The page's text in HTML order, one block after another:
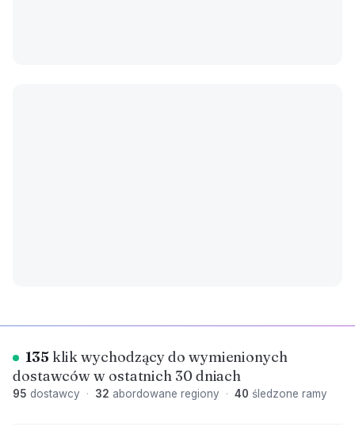
135 klik wychodzący do wymienionych
dostawców w ostatnich 30 dniach
95 dostawcy · 32 abordowane regiony · 40 śledzone ramy